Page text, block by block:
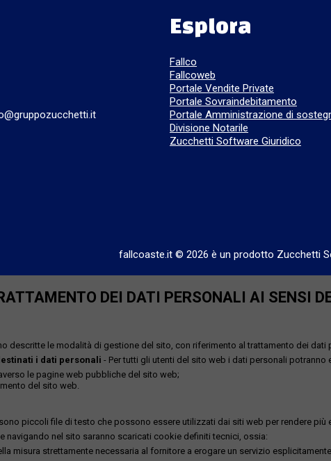
Esplora
Fallco
Fallcoweb
Portale Vendite Private
Portale Sovraindebitamento
Portale Amministrazione di
Divisione Notarile
Zucchetti Software Giuridico
fallcoaste.it © 2026 è un prodotto Zucchetti
DEI DATI PERSONALI AI SENSI
descritte le modalità di gestione del sito, con riferimento al trattamento dei dati
i dati personali - Per tutti gli utenti del sito web i dati personali potranno
le pagine web pubbliche del sito web;
del sito web.
piccoli file di testo che possono essere utilizzati dai siti web per rendere più
navigando nel sito saranno scaricati cookie definiti tecnici, ossia:
misura strettamente necessaria al fornitore a erogare un servizio